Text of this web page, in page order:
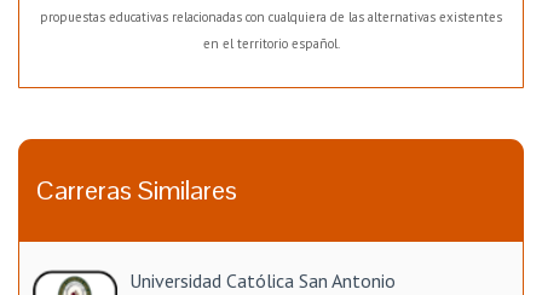
propuestas educativas relacionadas con cualquiera de las alternativas existentes
en el territorio español.
Carreras Similares
Universidad Católica San Antonio